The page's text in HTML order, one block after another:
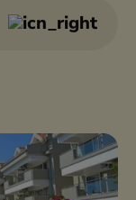
Белек